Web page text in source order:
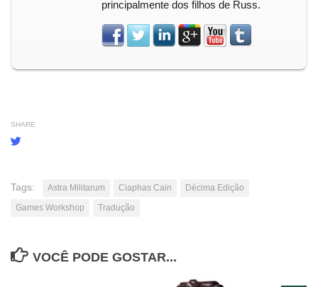
principalmente dos filhos de Russ.
SHARE
Tags: Astra Militarum Ciaphas Cain
Décima Edição
Games Workshop
Tradução
VOCÊ PODE GOSTAR...